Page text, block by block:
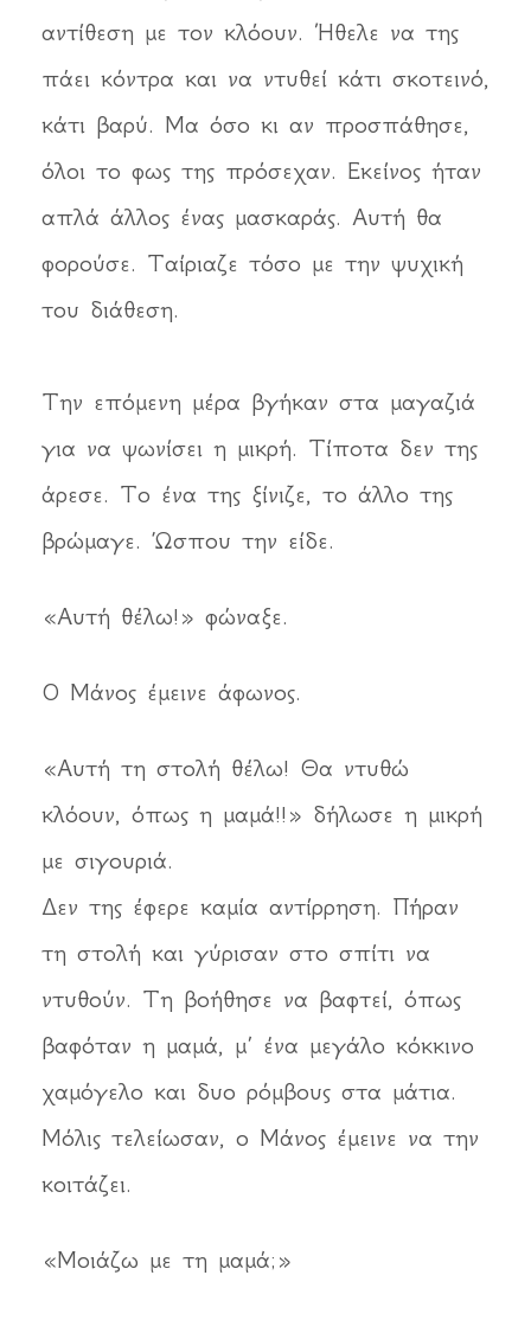
αντίθεση με τον κλόουν. Ήθελε να της
πάει κόντρα και να ντυθεί κάτι σκοτεινό,
κάτι βαρύ. Μα όσο κι αν προσπάθησε,
όλοι το φως της πρόσεχαν. Εκείνος ήταν
απλά άλλος ένας μασκαράς. Αυτή θα
φορούσε. Ταίριαζε τόσο με την ψυχική
του διάθεση.
Την επόμενη μέρα βγήκαν στα μαγαζιά
για να ψωνίσει η μικρή. Τίποτα δεν της
άρεσε. Το ένα της ξίνιζε, το άλλο της
βρώμαγε. Ώσπου την είδε.
«Αυτή θέλω!» φώναξε.
Ο Μάνος έμεινε άφωνος.
«Αυτή τη στολή θέλω! Θα ντυθώ
κλόουν, όπως η μαμά!!» δήλωσε η μικρή
με σιγουριά.
Δεν της έφερε καμία αντίρρηση. Πήραν
τη στολή και γύρισαν στο σπίτι να
ντυθούν. Τη βοήθησε να βαφτεί, όπως
βαφόταν η μαμά, μ’ ένα μεγάλο κόκκινο
χαμόγελο και δυο ρόμβους στα μάτια.
Μόλις τελείωσαν, ο Μάνος έμεινε να την
κοιτάζει.
«Μοιάζω με τη μαμά;»